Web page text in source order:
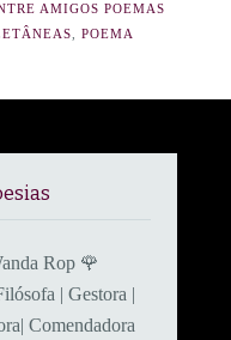
AMIGOS POEMAS
POEMA
Rop 🌹
| Gestora |
Comendadora